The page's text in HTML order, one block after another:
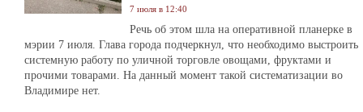
7 июля в 12:40
Речь об этом шла на оперативной планерке в
мэрии 7 июля. Глава города подчеркнул, что необходимо выстроить
системную работу по уличной торговле овощами, фруктами и
прочими товарами. На данный момент такой систематизации во
Владимире нет.